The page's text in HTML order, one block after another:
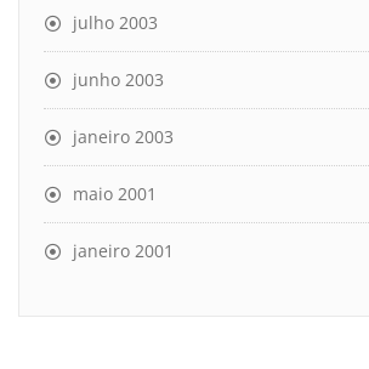
julho 2003
junho 2003
janeiro 2003
maio 2001
janeiro 2001